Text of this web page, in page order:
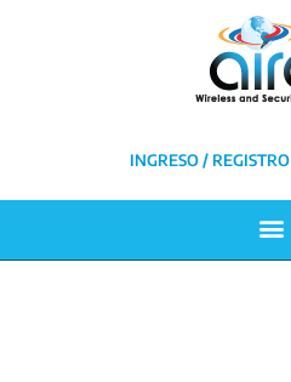
INGRESO / REGISTRO